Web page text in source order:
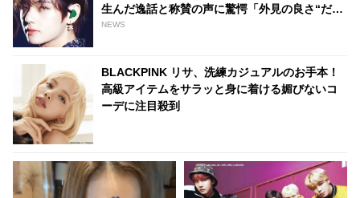
生んだ逸話と称賛の声に驚愕「外見の良さ“だ
け”ではミューズになれない」
NEWS
BLACKPINK リサ、洗練カジュアルのお手本！
高級アイテムをサラッと身に着ける媚びないコ
ーデに注目殺到